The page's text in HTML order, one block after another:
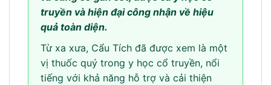
truyền và hiện đại công nhận về hiệu
quả toàn diện.
Từ xa xưa, Cẩu Tích đã được xem là một
vị thuốc quý trong y học cổ truyền, nổi
tiếng với khả năng hỗ trợ và cải thiện